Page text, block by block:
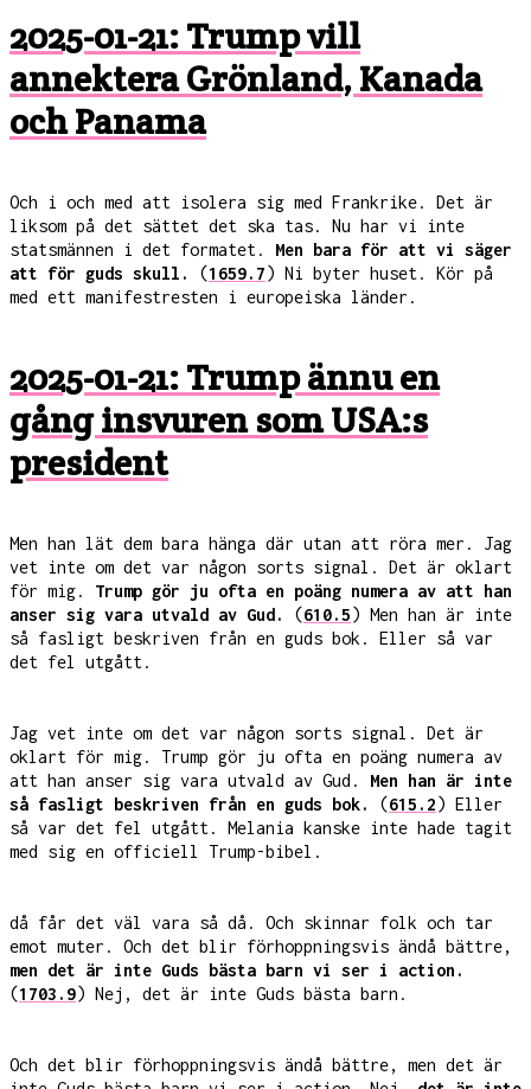
2025-01-21: Trump vill
annektera Grönland, Kanada
och Panama
Och i och med att isolera sig med Frankrike. Det är
liksom på det sättet det ska tas. Nu har vi inte
statsmännen i det formatet. Men bara för att vi säger
att för guds skull.
(1659.7) Ni byter huset. Kör på
med ett manifestresten i europeiska länder.
2025-01-21: Trump ännu en
gång insvuren som USA:s
president
Men han lät dem bara hänga där utan att röra mer. Jag
vet inte om det var någon sorts signal. Det är oklart
för mig. Trump gör ju ofta en poäng numera av att han
anser sig vara utvald av Gud.
(610.5) Men han är inte
så fasligt beskriven från en guds bok. Eller så var
det fel utgått.
Jag vet inte om det var någon sorts signal. Det är
oklart för mig. Trump gör ju ofta en poäng numera av
att han anser sig vara utvald av Gud. Men han är inte
så fasligt beskriven från en guds bok.
(615.2) Eller
så var det fel utgått. Melania kanske inte hade tagit
med sig en officiell Trump-bibel.
då får det väl vara så då. Och skinnar folk och tar
emot muter. Och det blir förhoppningsvis ändå bättre,
men det är inte Guds bästa barn vi ser i action.
(1703.9) Nej, det är inte Guds bästa barn.
Och det blir förhoppningsvis ändå bättre, men det är